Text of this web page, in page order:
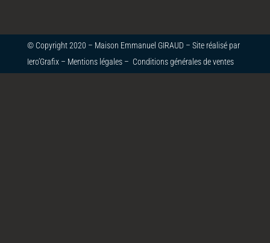
© Copyright 2020 – Maison Emmanuel GIRAUD – Site réalisé par
Iero’Grafix– Mentions légales– Conditions générales de ventes